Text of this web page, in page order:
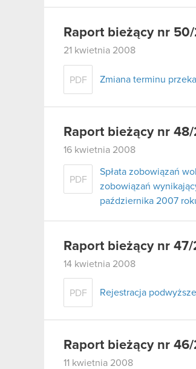
Raport bieżący nr
21 kwietnia 2008
PDF Zmiana terminu
Raport bieżący nr
16 kwietnia 2008
PDF
Spłata zobowiązań
zobowiązań
października 2007
Raport bieżący nr
14 kwietnia 2008
PDF Rejestracja
Raport bieżący nr
11 kwietnia 2008